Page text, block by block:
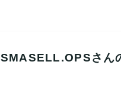
SMASELL.OPSさん